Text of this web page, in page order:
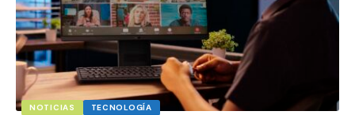
NOTICIAS TECNOLOGÍA